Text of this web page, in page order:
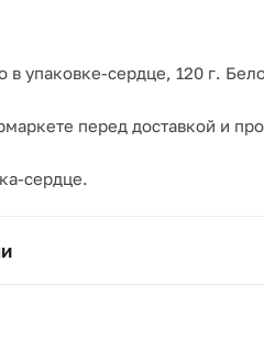
в упаковке-сердце, 120 г.
перед доставкой и
сердце.